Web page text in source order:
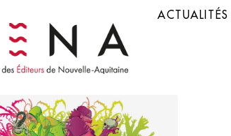
ACTUALITÉS